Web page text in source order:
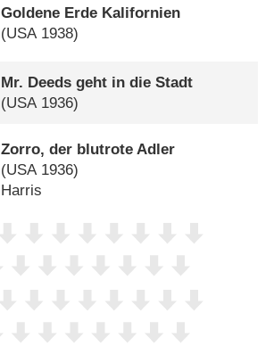
Goldene Erde Kalifornien
(USA 1938)
Mr. Deeds geht in die Stadt
(USA1936)
Zorro, der blutrote Adler
(USA 1936)
Harris